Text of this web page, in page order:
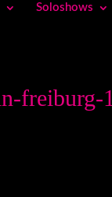
Soloshows
freiburg-1